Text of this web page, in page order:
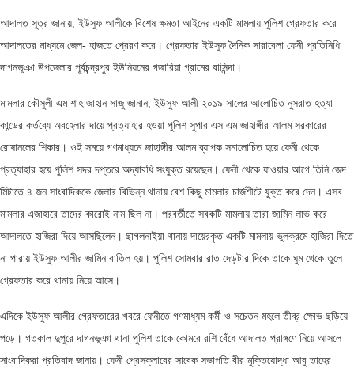
আদালত সূত্র জানায়, ইউসুফ আলীকে বিশেষ ক্ষমতা আইনের একটি মামলায় পুলিশ গ্রেফতার করে
আদালতের মাধ্যমে জেল- হাজতে প্রেরণ করে। গ্রেফতার ইউসুফ দৈনিক সারাবেলা ফেনী প্রতিনিধি
দাগনভূঞা উপজেলার পূর্বচন্দ্রপুর ইউনিয়নের গজারিয়া গ্রামের বাসিন্দা।
মামলার কৌসুলী এম শাহ জাহান সাজু জানান, ইউসুফ আলী ২০১৯ সালের আলোচিত নুসরাত হত্যা
কান্ডের কর্তব্যে অবহেলার দায়ে প্রত্যাহার হওয়া পুলিশ সুপার এস এম জাহাঙ্গীর আলম সরকারের
রোষানলের শিকার। ওই সময়ে গণমাধ্যমে জাহাঙ্গীর আলম ব্যাপক সমালোচিত হয়ে ফেনী থেকে
প্রত্যাহার হয়ে পুলিশ সদর দপ্তরে অদ্যাবধি সংযুক্ত রয়েছেন। ফেনী থেকে যাওয়ার আগে তিনি জেদ
মিটাতে ৪ জন সাংবাদিককে জেলার বিভিন্ন থানায় বেশ কিছু মামলার চার্জশীটে যুক্ত করে দেন। এসব
মামলার এজাহারে তাদের কারোই নাম ছিল না। পরবর্তীতে সবকটি মামলায় তারা জামিন লাভ করে
আদালতে হাজিরা দিয়ে আসছিলেন। ছাগলনাইয়া থানায় দায়েরকৃত একটি মামলায় ভুলক্রমে হাজিরা দিতে
না পারায় ইউসুফ আলীর জামিন বাতিল হয়। পুলিশ সোমবার রাত দেড়টার দিকে তাকে ঘুম থেকে তুলে
গ্রেফতার করে থানায় নিয়ে আসে।
এদিকে ইউসুফ আলীর গ্রেফতারের খবরে ফেনীতে গণমাধ্যম কর্মী ও সচেতন মহলে তীব্র ক্ষোভ ছড়িয়ে
পড়ে। গতকাল দুপুরে দাগনভূঞা থানা পুলিশ তাকে কোমরে রশি বেঁধে আদালত প্রাঙ্গণে নিয়ে আসলে
সাংবাদিকরা প্রতিবাদ জানায়। ফেনী প্রেসক্লাবের সাবেক সভাপতি বীর মুক্তিযোদ্ধা আবু তাহের